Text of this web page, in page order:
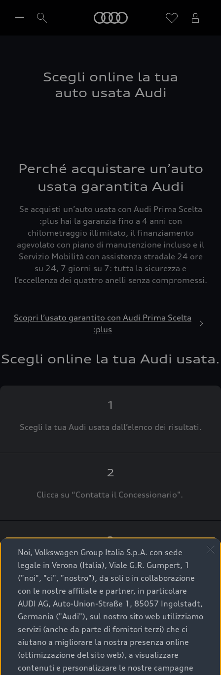
Scegli online la tua
auto usata Audi
Perché acquistare un’auto
usata garantita Audi
Se acquisti un’auto usata con Audi Prima Scelta
:plus hai la garanzia fino a 4 anni con
chilometraggio illimitato, il finanziamento
agevolato con piano di manutenzione incluso e il
Servizio Mobilità con assistenza stradale 24 ore
su 24, 7 giorni su 7: tutta la sicurezza e
l’eccellenza dei quattro anelli senza compromessi.
Scopri l’usato garantito con Audi Prima Scelta
:plus
Scegli online la tua Audi usata.
1
Scegli la tua Audi usata dall’elenco dei risultati.
2
Clicca su “Contatta il Concessionario".
3
A breve verrai ricontattato dal Customer Care
Audi Center o direttamente dal Concessionario
che ti supporterà per finalizzare la tua richiesta.
La qualità di acquistare
un’auto usata Audi
Noi, Volkswagen Group Italia S.p.A. con sede
legale in Verona (Italia), Viale G.R. Gumpert, 1
("noi", "ci", "nostro"), da soli o in collaborazione
con le nostre affiliate e partner, in particolare
AUDI AG, Auto-Union-Straße 1, 85057 Ingolstadt,
Germania ("Audi"), sul nostro sito web utilizziamo
servizi (anche da parte di fornitori terzi) che ci
aiutano a migliorare la nostra presenza online
(ottimizzazione del sito web), a visualizzare
contenuti e personalizzare le nostre campagne